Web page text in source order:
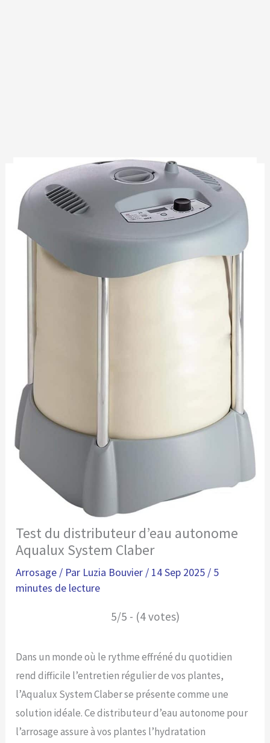
Test du distributeur d’eau autonome
Aqualux System Claber
Arrosage / Par Luzia Bouvier / 14 Sep 2025 / 5
minutes de lecture
5/5 - (4 votes)
Dans un monde où le rythme effréné du quotidien
rend difficile l’entretien régulier de vos plantes,
l’Aqualux System Claber se présente comme une
solution idéale. Ce distributeur d’eau autonome pour
l’arrosage assure à vos plantes l’hydratation